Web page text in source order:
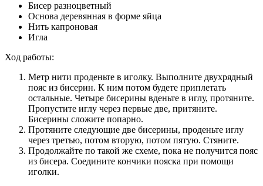
Бисер разноцветный
Основа деревянная в форме яйца
Нить капроновая
Игла
Ход работы:
Метр нити проденьте в иголку. Выполните двухрядный
пояс из бисерин. К ним потом будете приплетать
остальные. Четыре бисерины вденьте в иглу, протяните.
Пропустите иглу через первые две, притяните.
Бисерины сложите попарно.
Протяните следующие две бисерины, проденьте иглу
через третью, потом вторую, потом пятую. Стяните.
Продолжайте по такой же схеме, пока не получится пояс
из бисера. Соедините кончики пояска при помощи
иголки.